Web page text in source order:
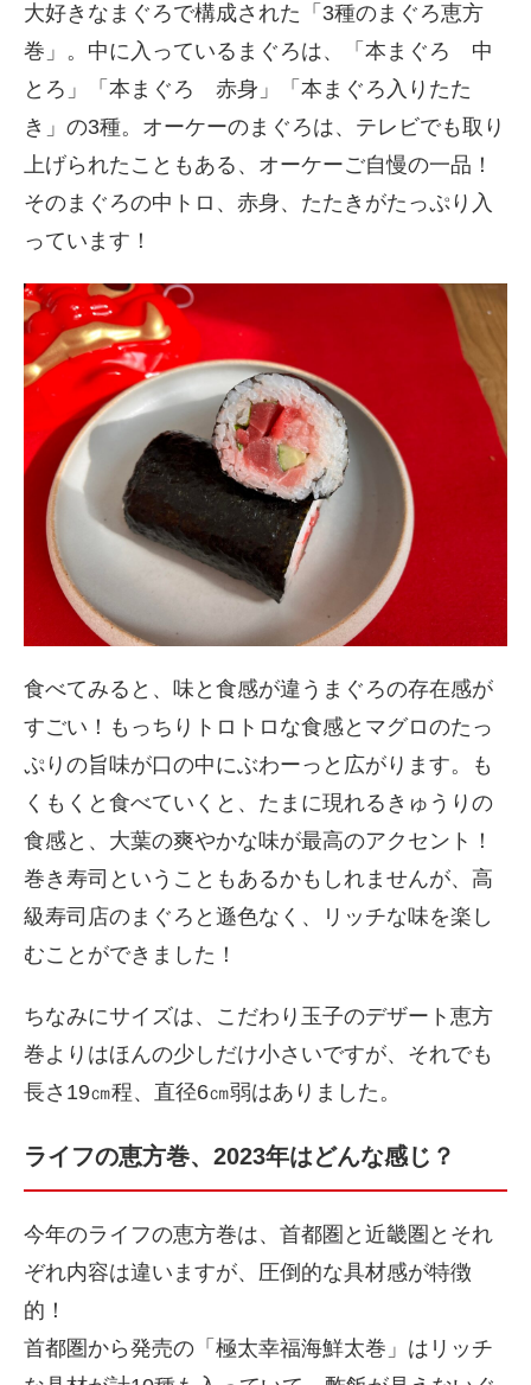
大好きなまぐろで構成された「3種のまぐろ恵方
巻」。中に入っているまぐろは、「本まぐろ 中
とろ」「本まぐろ 赤身」「本まぐろ入りたた
き」の3種。オーケーのまぐろは、テレビでも取り
上げられたこともある、オーケーご自慢の一品！
そのまぐろの中トロ、赤身、たたきがたっぷり入
っています！
食べてみると、味と食感が違うまぐろの存在感が
すごい！もっちりトロトロな食感とマグロのたっ
ぷりの旨味が口の中にぶわーっと広がります。も
くもくと食べていくと、たまに現れるきゅうりの
食感と、大葉の爽やかな味が最高のアクセント！
巻き寿司ということもあるかもしれませんが、高
級寿司店のまぐろと遜色なく、リッチな味を楽し
むことができました！
ちなみにサイズは、こだわり玉子のデザート恵方
巻よりはほんの少しだけ小さいですが、それでも
長さ19㎝程、直径6㎝弱はありました。
ライフの恵方巻、2023年はどんな感じ？
今年のライフの恵方巻は、首都圏と近畿圏とそれ
ぞれ内容は違いますが、圧倒的な具材感が特徴
的！
首都圏から発売の「極太幸福海鮮太巻」はリッチ